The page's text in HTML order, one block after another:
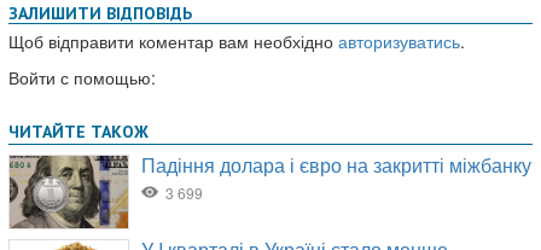
ЗАЛИШИТИ ВІДПОВІДЬ
Щоб відправити коментар вам необхідно авторизуватись.
Войти с помощью: